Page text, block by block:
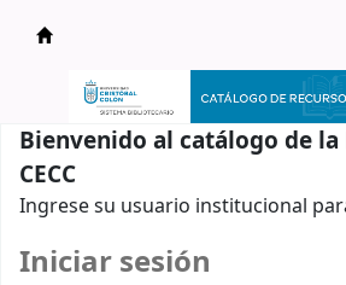
Catálogo en línea
Bienvenido al catálogo de
CECC
Ingrese su usuario institucional
Iniciar sesión